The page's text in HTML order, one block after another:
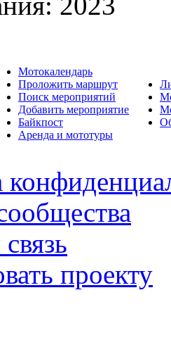
Мотокалендарь
Проложить маршрут
Поиск мероприятий
Добавить мероприятие
Байкпост
Аренда и мототуры
проекту